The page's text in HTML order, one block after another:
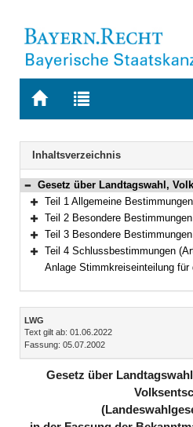
Zur
BAYERN.RECHT
Zur
letzten
Suche
Navigation
Inhaltsverzeichnis
Bereich reduzieren
Gesetz über Landtagswahl, Volksbegehren und Volksentscheid (Landeswahlgesetz – LWG) in der
Bereich erweitern
Teil 1 Allgemeine
Bereich erweitern
Teil 2 Besondere Bestimmungen
Bereich erweitern
Teil 3 Besondere Bestimmungen über
Bereich erweitern
Teil 4 Schlussbestimmungen
Anlage Stimmkreiseinteilung für die
Inhalt
LWG
Text gilt ab: 01.06.2022
Fassung: 05.07.2002
Gesetz über